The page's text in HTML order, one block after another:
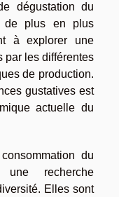
dégustation du
de plus en plus
à explorer une
par les différentes
de production.
gustatives est
actuelle du
du
recherche
Elles sont